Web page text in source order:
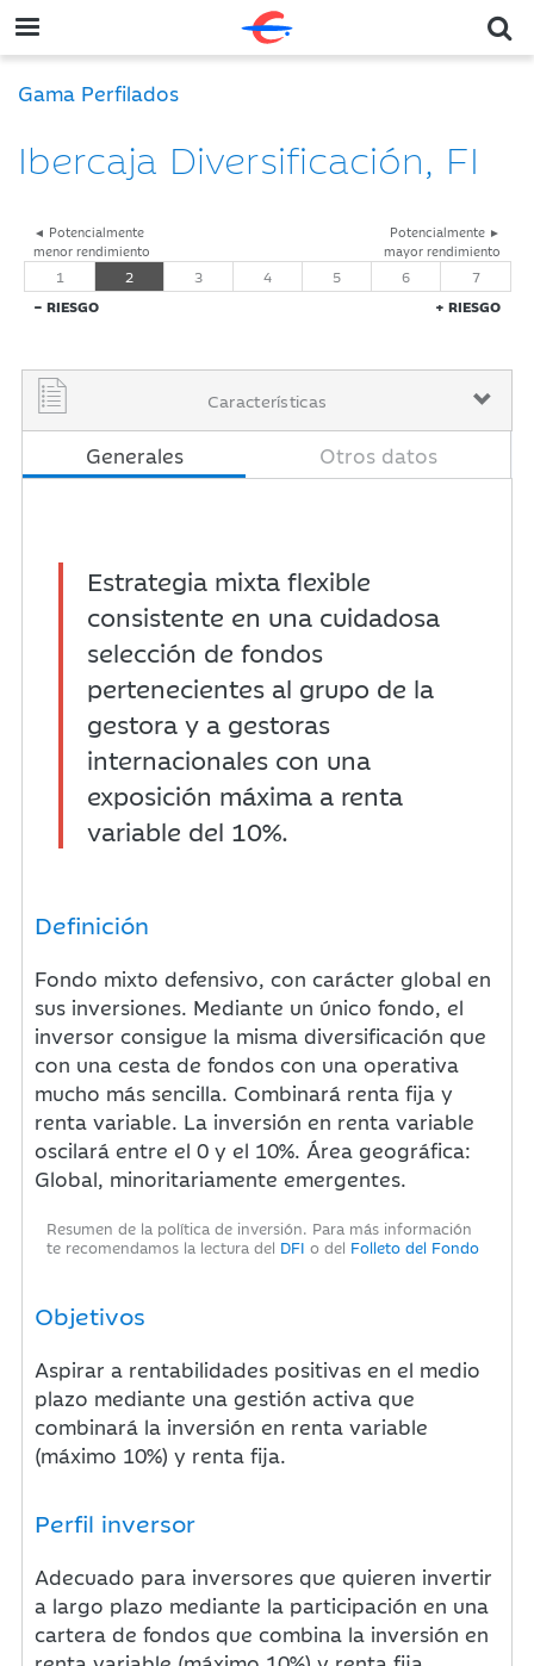
Gama Perfilados
Ibercaja Diversificación, FI
◄ Potencialmente
menor rendimiento
Potencialmente ►
mayor rendimiento
− RIESGO + RIESGO
1 2 3 4 5 6 7
Características
Generales Otros datos
Estrategia mixta flexible
consistente en una cuidadosa
selección de fondos
pertenecientes al grupo de la
gestora y a gestoras
internacionales con una
exposición máxima a renta
variable del 10%.
Definición
Fondo mixto defensivo, con carácter global en
sus inversiones. Mediante un único fondo, el
inversor consigue la misma diversificación que
con una cesta de fondos con una operativa
mucho más sencilla. Combinará renta fija y
renta variable. La inversión en renta variable
oscilará entre el 0 y el 10%. Área geográfica:
Global, minoritariamente emergentes.
Resumen de la política de inversión. Para más información
te recomendamos la lectura del DFI o del Folleto del Fondo
Objetivos
Aspirar a rentabilidades positivas en el medio
plazo mediante una gestión activa que
combinará la inversión en renta variable
(máximo 10%) y renta fija.
Perfil inversor
Adecuado para inversores que quieren invertir
a largo plazo mediante la participación en una
cartera de fondos que combina la inversión en